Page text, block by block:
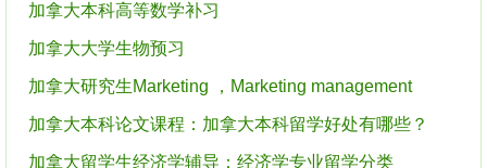
加拿大本科高等数学补习
加拿大大学生物预习
加拿大研究生Marketing ，Marketing management
加拿大本科论文课程：加拿大本科留学好处有哪些？
加拿大留学生经济学辅导：经济学专业留学分类